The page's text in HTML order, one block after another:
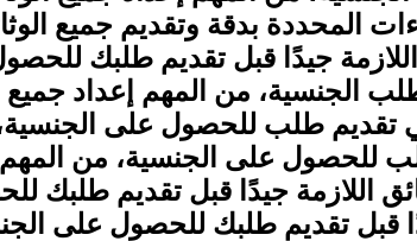
المحددة بدقة وتقديم جميع
جيدًا قبل تقديم طلبك
الجنسية، من المهم إعداد جميع
طلب للحصول على
للحصول على الجنسية، من المهم
اللازمة جيدًا قبل تقديم طلبك
قبل تقديم طلبك للحصول على